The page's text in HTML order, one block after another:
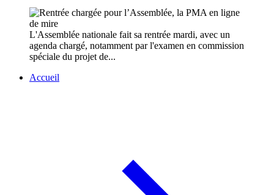
L'Assemblée nationale fait sa rentrée mardi, avec un
agenda chargé, notamment par l'examen en commission
spéciale du projet de...
Accueil